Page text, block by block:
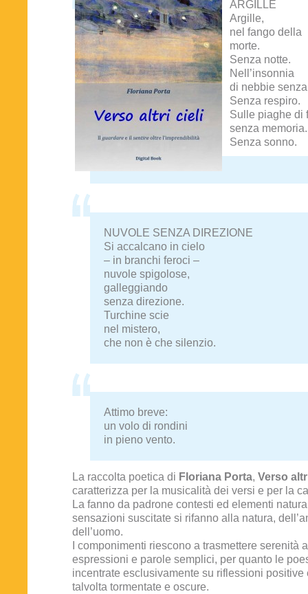
ARGILLE
Argille,
nel fango della
morte.
Senza notte.
Nell’insonnia
di nebbie
Senza respiro.
Sulle piaghe di
senza memoria.
Senza sonno.
NUVOLE SENZA DIREZIONE
Si accalcano in cielo
– in branchi feroci –
nuvole spigolose,
galleggiando
senza direzione.
Turchine scie
nel mistero,
che non è che silenzio.
Attimo breve:
un volo di rondini
in pieno vento.
La raccolta poetica di Floriana Porta, Verso
caratterizza per la musicalità dei versi e per la
La fanno da padrone contesti ed elementi
sensazioni suscitate si rifanno alla natura,
dell’uomo.
I componimenti riescono a trasmettere serenità
espressioni e parole semplici, per quanto le
incentrate esclusivamente su riflessioni positive
talvolta tormentate e oscure.